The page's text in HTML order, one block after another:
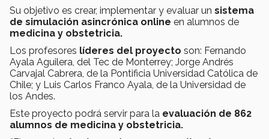
Su objetivo es crear, implementar y evaluar un sistema
de simulación asincrónica online en alumnos de
medicina y obstetricia.
Los profesores líderes del proyecto son: Fernando
Ayala Aguilera, del Tec de Monterrey; Jorge Andrés
Carvajal Cabrera, de la Pontificia Universidad Católica de
Chile; y Luis Carlos Franco Ayala, de la Universidad de
los Andes.
Este proyecto podrá servir para la evaluación de 862
alumnos de medicina y obstetricia.